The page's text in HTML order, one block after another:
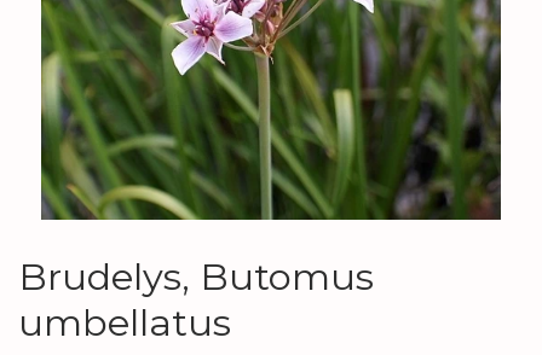
Brudelys, Butomus
umbellatus